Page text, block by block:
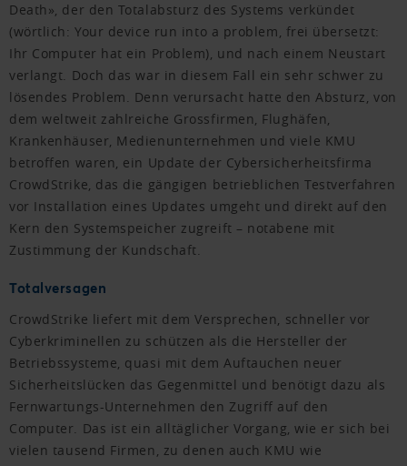
Death», der den Totalabsturz des Systems verkündet
(wörtlich: Your device run into a problem, frei übersetzt:
Ihr Computer hat ein Problem), und nach einem Neustart
verlangt. Doch das war in diesem Fall ein sehr schwer zu
lösendes Problem. Denn verursacht hatte den Absturz, von
dem weltweit zahlreiche Grossfirmen, Flughäfen,
Krankenhäuser, Medienunternehmen und viele KMU
betroffen waren, ein Update der Cybersicherheitsfirma
CrowdStrike, das die gängigen betrieblichen Testverfahren
vor Installation eines Updates umgeht und direkt auf den
Kern den Systemspeicher zugreift – notabene mit
Zustimmung der Kundschaft.
Totalversagen
CrowdStrike liefert mit dem Versprechen, schneller vor
Cyberkriminellen zu schützen als die Hersteller der
Betriebssysteme, quasi mit dem Auftauchen neuer
Sicherheitslücken das Gegenmittel und benötigt dazu als
Fernwartungs-Unternehmen den Zugriff auf den
Computer. Das ist ein alltäglicher Vorgang, wie er sich bei
vielen tausend Firmen, zu denen auch KMU wie